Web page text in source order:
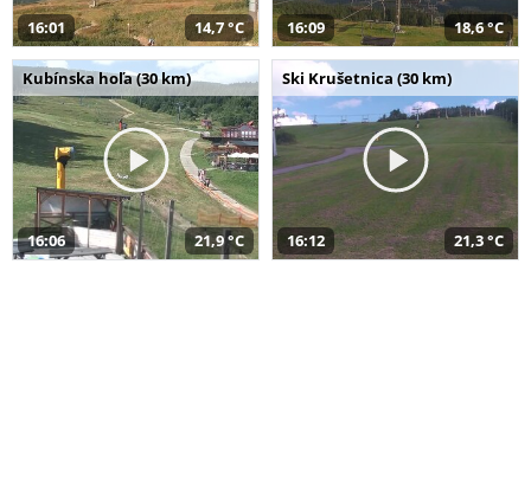
16:01 14,7 °C 16:09 18,6 °C
Kubínska hoľa (30 km)
16:06 21,9 °C
Ski Krušetnica (30 km)
16:12 21,3 °C